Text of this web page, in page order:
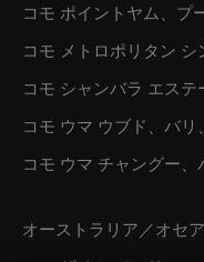
コモ ポイントヤム、プ
コモ メトロポリタン
コモ シャンバラ エス
コモ ウマ ウブド、バリ
コモ ウマ チャングー、
オーストラリア／オセ